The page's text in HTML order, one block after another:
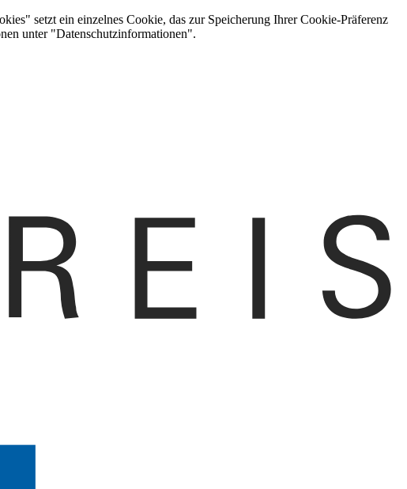
setzt ein einzelnes Cookie, das zur Speicherung Ihrer Cookie-Präferenz
unter "Datenschutzinformationen".